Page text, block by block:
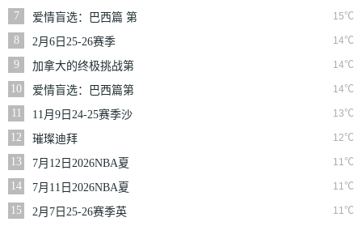
NBA常规赛掘金VS
勇士
7 15℃
爱情盲选：巴西篇 第
二季
8 14℃
2月6日25-26赛季
NBA常规赛篮网VS
魔术
9 14℃
加拿大的终极挑战第
一季
10 14℃
爱情盲选：巴西篇第
二季
11 13℃
11月9日24-25赛季沙
联第10轮利雅得体育
VS利雅得胜利
12 12℃
璀璨迪拜
13
11℃
7月12日2026NBA夏
季联赛尼克斯VS马刺
14 11℃
7月11日2026NBA夏
季联赛公牛VS灰熊
15 11℃
2月7日25-26赛季英